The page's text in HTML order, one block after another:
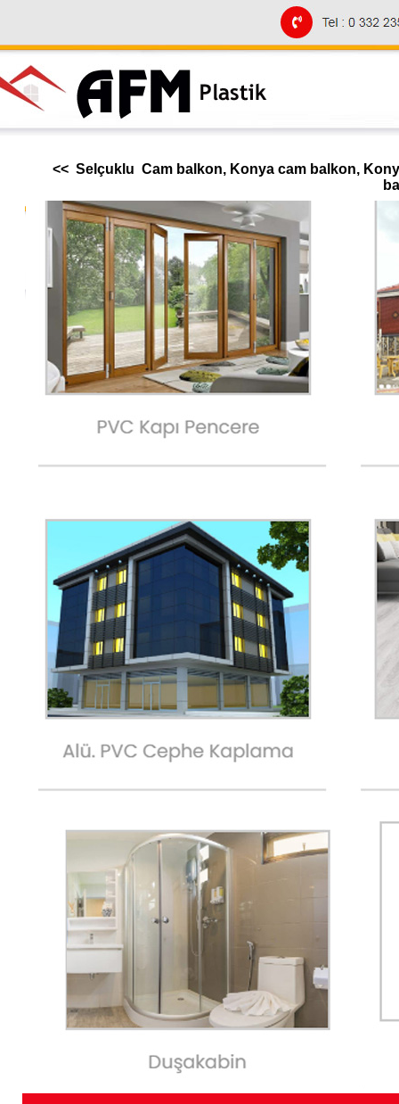
<< Selçuklu Cam balkon, Konya cam balkon,